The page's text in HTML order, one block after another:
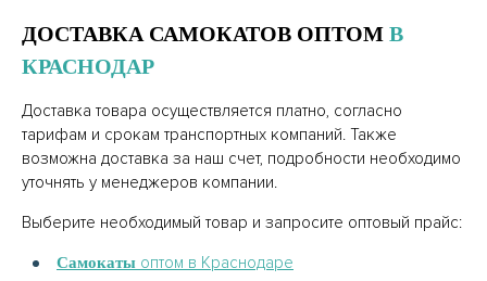
ДОСТАВКА САМОКАТОВ ОПТОМ В
КРАСНОДАР
Доставка товара осуществляется платно, согласно
тарифам и срокам транспортных компаний. Также
возможна доставка за наш счет, подробности необходимо
уточнять у менеджеров компании.
Выберите необходимый товар и запросите оптовый прайс:
Самокаты оптом в Краснодаре